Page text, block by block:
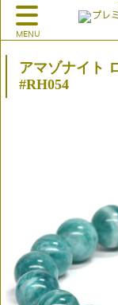
アマゾナイト
#RH054